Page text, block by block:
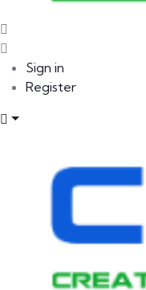
Sign in
Register